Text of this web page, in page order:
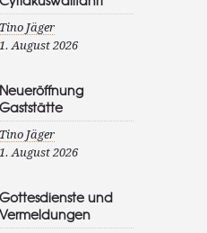
Tino Jäger
1. August 2026
Neueröffnung
Gaststätte
Tino Jäger
1. August 2026
Gottesdienste und
Vermeldungen